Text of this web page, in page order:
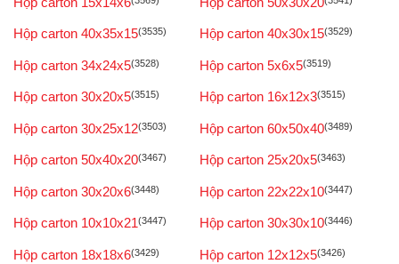
Hộp carton 40x35x15(3535) Hộp carton 40x30x15(3529)
Hộp carton 34x24x5(3528) Hộp carton 5x6x5(3519)
Hộp carton 30x20x5(3515) Hộp carton 16x12x3(3515)
Hộp carton 30x25x12(3503) Hộp carton 60x50x40(3489)
Hộp carton 50x40x20(3467) Hộp carton 25x20x5(3463)
Hộp carton 30x20x6(3448) Hộp carton 22x22x10(3447)
Hộp carton 10x10x21(3447) Hộp carton 30x30x10(3446)
Hộp carton 18x18x6(3429) Hộp carton 12x12x5(3426)